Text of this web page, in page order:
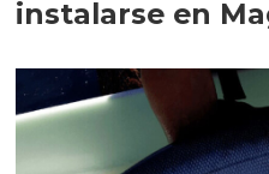
instalarse en